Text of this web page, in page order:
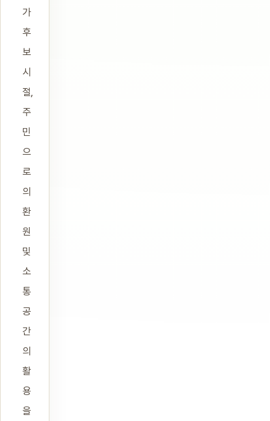
가
후
보
시
절,
주
민
으
로
의
환
원
및
소
통
공
간
의
활
용
을